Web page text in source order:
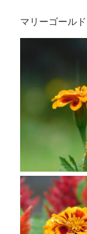
マリーゴールド